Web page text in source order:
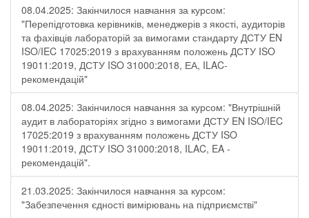
08.04.2025: Закінчилося навчання за курсом:
"Перепідготовка керівників, менеджерів з якості, аудиторів
та фахівців лабораторій за вимогами стандарту ДСТУ EN
ISO/IEC 17025:2019 з врахуванням положень ДСТУ ISO
19011:2019, ДСТУ ISO 31000:2018, ЕА, ILAC-
рекомендацій"
08.04.2025: Закінчилося навчання за курсом: "Внутрішній
аудит в лабораторіях згідно з вимогами ДСТУ EN ISO/IEC
17025:2019 з врахуванням положень ДСТУ ISO
19011:2019, ДСТУ ISO 31000:2018, ILAC, EA -
рекомендацій".
21.03.2025: Закінчилося навчання за курсом:
"Забезпечення єдності вимірювань на підприємстві"